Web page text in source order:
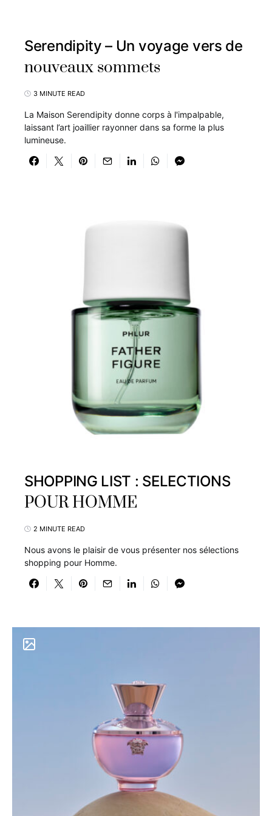
Serendipity – Un voyage vers de
nouveaux sommets
3 MINUTE READ
La Maison Serendipity donne corps à l'impalpable,
laissant l’art joaillier rayonner dans sa forme la plus
lumineuse.
SHOPPING LIST : SELECTIONS
POUR HOMME
2 MINUTE READ
Nous avons le plaisir de vous présenter nos sélections
shopping pour Homme.